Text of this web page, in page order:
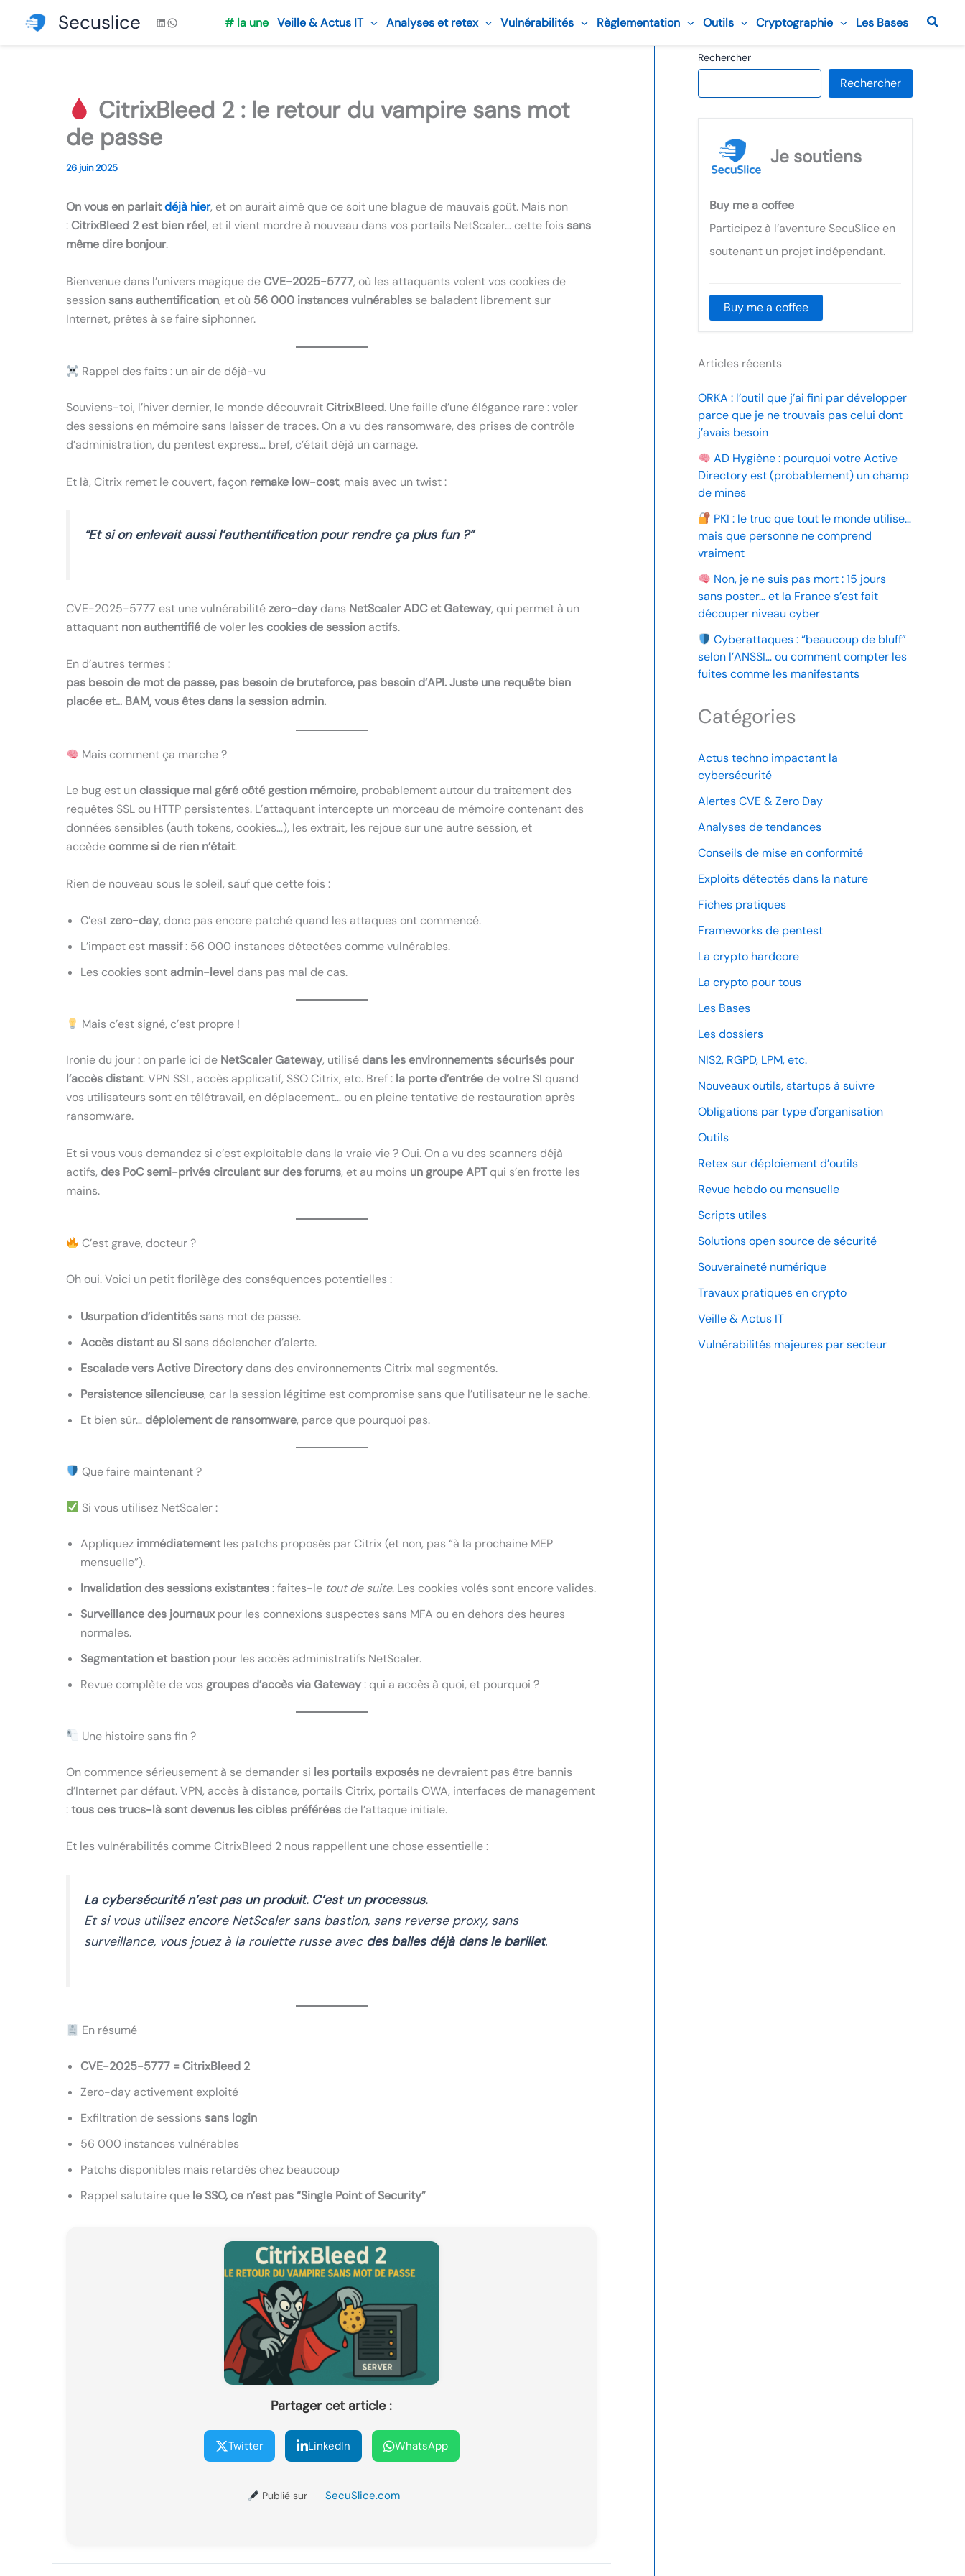
Secuslice LinkedIn
WhatsApp # la une Veille & Actus IT Analyses et retex Vulnérabilités Règlementation Outils Cryptographie Les Bases
CitrixBleed 2 : le retour du vampire sans mot
de passe
26 juin 2025
On vous en parlaitdéjà hier, et on aurait aimé que ce soit une blague de mauvais goût. Mais non
:CitrixBleed 2 est bien réel, et il vient mordre à nouveau dans vos portails NetScaler… cette fois sans
même dire bonjour.
Bienvenue dans l’univers magique deCVE-2025-5777, où les attaquants volent vos cookies de
sessionsans authentification, et où 56 000 instances vulnérables se baladent librement sur
Internet, prêtes à se faire siphonner.
Rappel des faits : un air de déjà-vu
Souviens-toi, l’hiver dernier, le monde découvraitCitrixBleed. Une faille d’une élégance rare : voler
des sessions en mémoire sans laisser de traces. On a vu des ransomware, des prises de contrôle
d’administration, du pentest express… bref, c’était déjà un carnage.
Et là, Citrix remet le couvert, façon remake low-cost, mais avec un twist :
“Et si on enlevait aussi l’authentification pour rendre ça plus fun ?”
CVE-2025-5777 est une vulnérabilitézero-day dans NetScaler ADC et Gateway, qui permet à un
attaquant non authentifié de voler les cookies de session actifs.
En d’autres termes :
pas besoin de mot de passe, pas besoin de bruteforce, pas besoin d’API. Juste une requête bien
placée et… BAM, vous êtes dans la session admin.
Mais comment ça marche ?
Le bug est unclassique mal géré côté gestion mémoire, probablement autour du traitement des
requêtes SSL ou HTTP persistentes. L’attaquant intercepte un morceau de mémoire contenant des
données sensibles (auth tokens, cookies…), les extrait, les rejoue sur une autre session, et
accèdecomme si de rien n’était.
Rien de nouveau sous le soleil, sauf que cette fois :
C’estzero-day, donc pas encore patché quand les attaques ont commencé.
L’impact est massif: 56 000 instances détectées comme vulnérables.
Les cookies sont admin-level dans pas mal de cas.
Mais c’est signé, c’est propre !
Ironie du jour : on parle ici de NetScaler Gateway, utilisédans les environnements sécurisés pour
l’accès distant. VPN SSL, accès applicatif, SSO Citrix, etc. Bref : la porte d’entrée de votre SI quand
vos utilisateurs sont en télétravail, en déplacement… ou en pleine tentative de restauration après
ransomware.
Et si vous vous demandez si c’est exploitable dans la vraie vie ? Oui. On a vu des scanners déjà
actifs, des PoC semi-privés circulant sur des forums, et au moins un groupe APT qui s’en frotte les
mains.
C’est grave, docteur ?
Oh oui. Voici un petit florilège des conséquences potentielles :
Usurpation d’identités sans mot de passe.
Accès distant au SI sans déclencher d’alerte.
Escalade vers Active Directory dans des environnements Citrix mal segmentés.
Persistence silencieuse, car la session légitime est compromise sans que l’utilisateur ne le sache.
Et bien sûr…déploiement de ransomware, parce que pourquoi pas.
Que faire maintenant ?
Si vous utilisez NetScaler :
Appliquez immédiatementles patchs proposés par Citrix (et non, pas “à la prochaine MEP
mensuelle”).
Invalidation des sessions existantes: faites-le tout de suite. Les cookies volés sont encore valides.
Surveillance des journauxpour les connexions suspectes sans MFA ou en dehors des heures
normales.
Segmentation et bastion pour les accès administratifs NetScaler.
Revue complète de vos groupes d’accès via Gateway: qui a accès à quoi, et pourquoi ?
Une histoire sans fin ?
On commence sérieusement à se demander si les portails exposés ne devraient pas être bannis
d’Internet par défaut. VPN, accès à distance, portails Citrix, portails OWA, interfaces de management
:tous ces trucs-là sont devenus les cibles préférées de l’attaque initiale.
Et les vulnérabilités comme CitrixBleed 2 nous rappellent une chose essentielle :
La cybersécurité n’est pas un produit. C’est un processus.
Et si vous utilisez encore NetScaler sans bastion, sans reverse proxy, sans
surveillance, vous jouez à la roulette russe avec des balles déjà dans le barillet.
En résumé
CVE-2025-5777 = CitrixBleed 2
Zero-day activement exploité
Exfiltration de sessions sans login
56 000 instances vulnérables
Patchs disponibles mais retardés chez beaucoup
Rappel salutaire que le SSO, ce n’est pas “Single Point of Security”
Partager cet article :
Twitter LinkedIn WhatsApp
Publié sur SecuSlice.com
Rechercher
Rechercher
Je soutiens
Buy me a coffee
Participez à l’aventure SecuSlice en
soutenant un projet indépendant.
Buy me a coffee
Articles récents
ORKA : l’outil que j’ai fini par développer
parce que je ne trouvais pas celui dont
j’avais besoin
AD Hygiène : pourquoi votre Active
Directory est (probablement) un champ
de mines
PKI : le truc que tout le monde utilise…
mais que personne ne comprend
vraiment
Non, je ne suis pas mort : 15 jours
sans poster… et la France s’est fait
découper niveau cyber
Cyberattaques : “beaucoup de bluff”
selon l’ANSSI… ou comment compter les
fuites comme les manifestants
Catégories
Actus techno impactant la
cybersécurité
Alertes CVE & Zero Day
Analyses de tendances
Conseils de mise en conformité
Exploits détectés dans la nature
Fiches pratiques
Frameworks de pentest
La crypto hardcore
La crypto pour tous
Les Bases
Les dossiers
NIS2, RGPD, LPM, etc.
Nouveaux outils, startups à suivre
Obligations par type d'organisation
Outils
Retex sur déploiement d’outils
Revue hebdo ou mensuelle
Scripts utiles
Solutions open source de sécurité
Souveraineté numérique
Travaux pratiques en crypto
Veille & Actus IT
Vulnérabilités majeures par secteur